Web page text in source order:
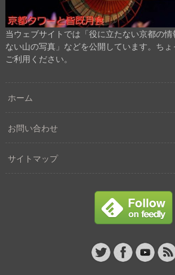
当ウェブサイトでは「役に立たない京都の
ない山の写真」などを公開しています。ち
ご利用ください。
ホーム
お問い合わせ
サイトマップ